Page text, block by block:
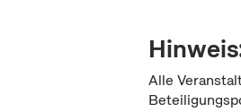
Alle